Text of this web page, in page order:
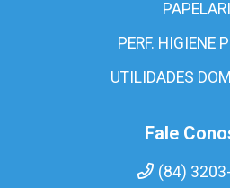
PERF. HIGIENE
UTILIDADES
Fale
(84)